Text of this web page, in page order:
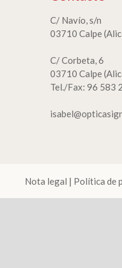
C/ Navío, s/n
03710 Calpe
C/ Corbeta, 6
03710 Calpe
Tel./Fax: 96 583
Nota legal | Política de